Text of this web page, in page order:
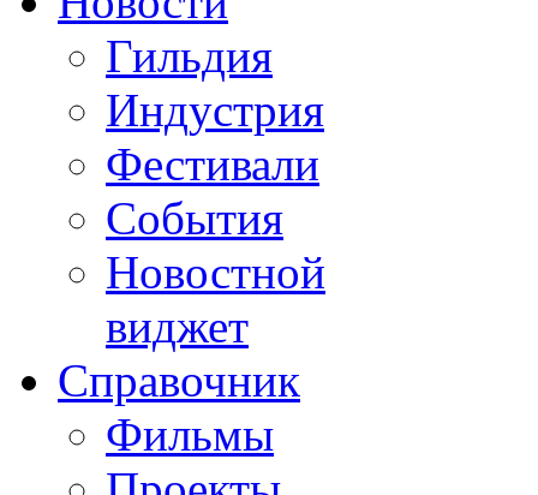
Гильдия
Индустрия
Фестивали
События
Новостной
виджет
Справочник
Фильмы